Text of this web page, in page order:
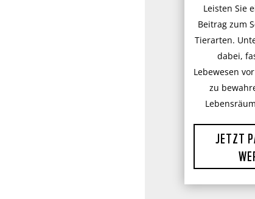
Leisten Sie
Beitrag zum
Tierarten.
dabei,
Lebewesen
zu
JETZT